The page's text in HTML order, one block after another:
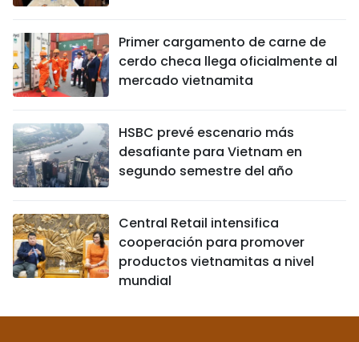
Primer cargamento de carne de
cerdo checa llega oficialmente al
mercado vietnamita
HSBC prevé escenario más
desafiante para Vietnam en
segundo semestre del año
Central Retail intensifica
cooperación para promover
productos vietnamitas a nivel
mundial